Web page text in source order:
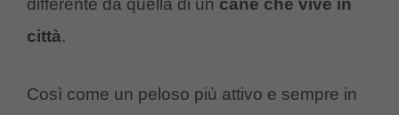
differente da quella di un cane che vive in
città.
Così come un peloso più attivo e sempre in